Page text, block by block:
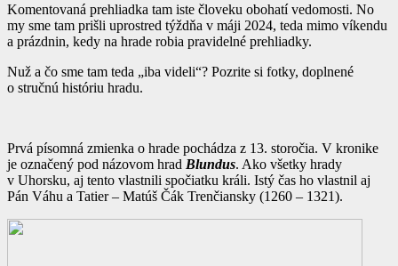
Komentovaná prehliadka tam iste človeku obohatí vedomosti. No
my sme tam prišli uprostred týždňa v máji 2024, teda mimo víkendu
a prázdnin, kedy na hrade robia pravidelné prehliadky.
Nuž a čo sme tam teda „iba videli“? Pozrite si fotky, doplnené
o stručnú históriu hradu.
Prvá písomná zmienka o hrade pochádza z 13. storočia. V kronike
je označený pod názovom hrad Blundus. Ako všetky hrady
v Uhorsku, aj tento vlastnili spočiatku králi. Istý čas ho vlastnil aj
Pán Váhu a Tatier – Matúš Čák Trenčiansky (1260 – 1321).